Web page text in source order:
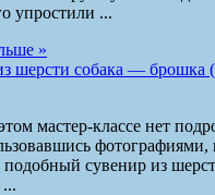
упростили ...
»
шерсти собака — брошка
мастер-классе нет
фотографиями,
подобный сувенир из